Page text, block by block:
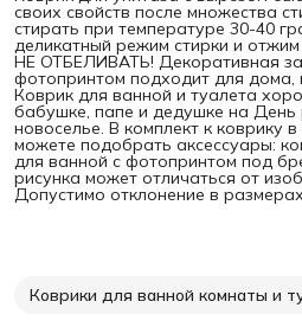
своих свойств после множества
стирать при температуре 30-40
деликатный режим стирки и
НЕ ОТБЕЛИВАТЬ! Декоративная
фотопринтом подходит для дома,
Коврик для ванной и туалета
бабушке, папе и дедушке на
новоселье. В комплект к коврику
можете подобрать аксессуары:
для ванной с фотопринтом под
рисунка может отличаться от
Допустимо отклонение в
Коврики для ванной комнаты и